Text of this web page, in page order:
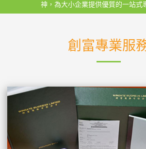
神，為大小企業提供優質的一站式
創富專業服